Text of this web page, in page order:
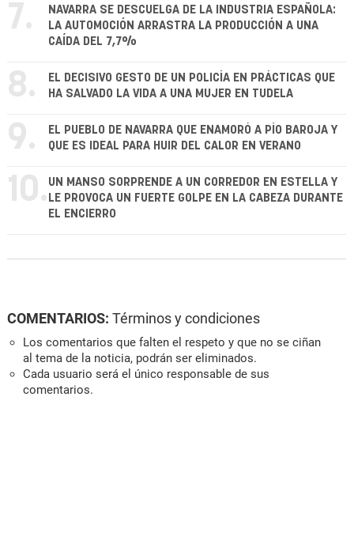
7.
NAVARRA SE DESCUELGA DE LA INDUSTRIA ESPAÑOLA:
LA AUTOMOCIÓN ARRASTRA LA PRODUCCIÓN A UNA
CAÍDA DEL 7,7%
8.
EL DECISIVO GESTO DE UN POLICÍA EN PRÁCTICAS QUE
HA SALVADO LA VIDA A UNA MUJER EN TUDELA
9.
EL PUEBLO DE NAVARRA QUE ENAMORÓ A PÍO BAROJA Y
QUE ES IDEAL PARA HUIR DEL CALOR EN VERANO
10. UN MANSO SORPRENDE A UN CORREDOR EN ESTELLA Y
LE PROVOCA UN FUERTE GOLPE EN LA CABEZA DURANTE
EL ENCIERRO
COMENTARIOS: Términos y condiciones
Los comentarios que falten el respeto y que no se ciñan
al tema de la noticia, podrán ser eliminados.
Cada usuario será el único responsable de sus
comentarios.